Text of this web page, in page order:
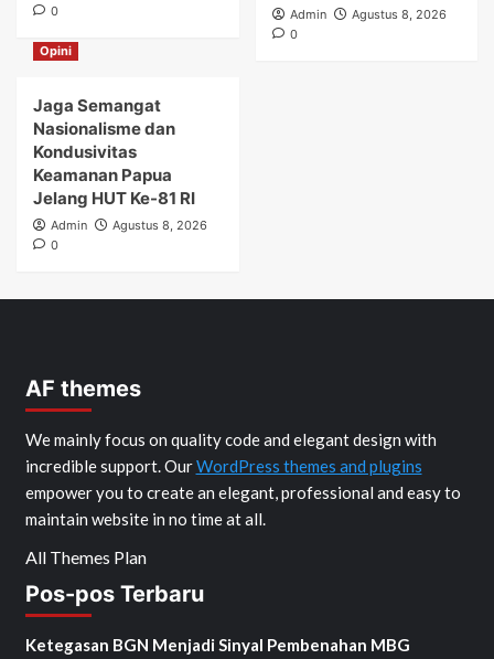
0
Admin
Agustus 8, 2026
0
Opini
Jaga Semangat
Nasionalisme dan
Kondusivitas
Keamanan Papua
Jelang HUT Ke-81 RI
Admin
Agustus 8, 2026
0
AF themes
We mainly focus on quality code and elegant design with
incredible support. OurWordPress themes and plugins
empower you to create an elegant, professional and easy to
maintain website in no time at all.
All Themes Plan
Pos-pos Terbaru
Ketegasan BGN Menjadi Sinyal Pembenahan MBG